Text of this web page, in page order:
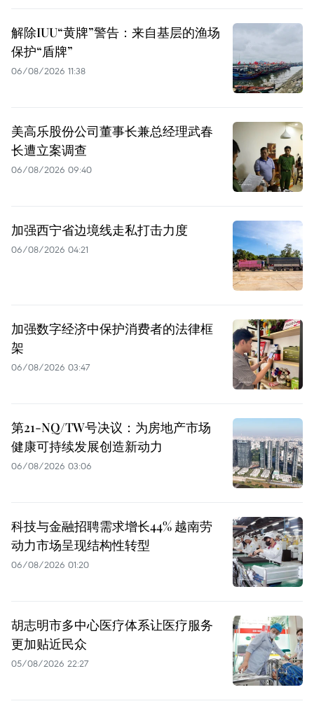
解除IUU“黄牌”警告：来自基层的渔场
保护“盾牌”
06/08/2026 11:38
美高乐股份公司董事长兼总经理武春
长遭立案调查
06/08/2026 09:40
加强西宁省边境线走私打击力度
06/08/2026 04:21
加强数字经济中保护消费者的法律框
架
06/08/2026 03:47
第21-NQ/TW号决议：为房地产市场
健康可持续发展创造新动力
06/08/2026 03:06
科技与金融招聘需求增长44% 越南劳
动力市场呈现结构性转型
06/08/2026 01:20
胡志明市多中心医疗体系让医疗服务
更加贴近民众
05/08/2026 22:27